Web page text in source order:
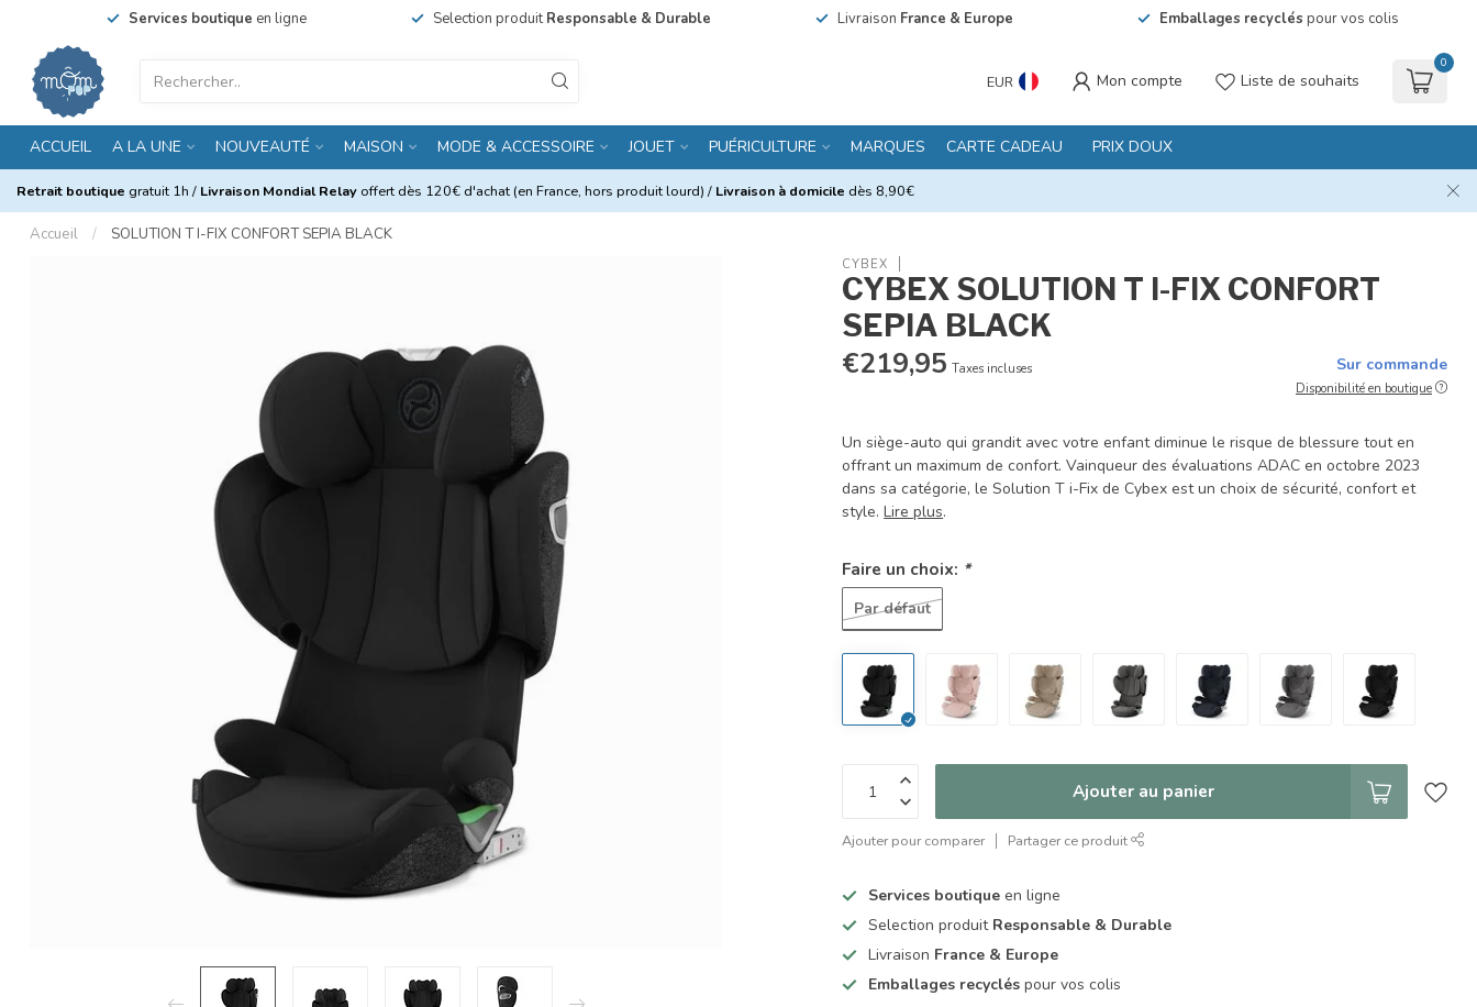
Services boutique en ligne Selection produitResponsable & Durable Livraison France & Europe Emballages recyclés pour vos colis
EUR Mon compte Liste de souhaits
0
ACCUEIL A LA UNE NOUVEAUTÉ MAISON MODE & ACCESSOIRE JOUET PUÉRICULTURE MARQUES CARTE CADEAU PRIX DOUX
Retrait boutique gratuit 1h / Livraison Mondial Relay offert dès 120€ d'achat (en France, hors produit lourd) / Livraison à domicile dès 8,90€
Accueil / SOLUTION T I-FIX CONFORT SEPIA BLACK
CYBEX
CYBEX SOLUTION T I-FIX CONFORT
SEPIA BLACK
€219,95 Taxes incluses Sur commande
Disponibilité en boutique
Un siège-auto qui grandit avec votre enfant diminue le risque de blessure tout en
offrant un maximum de confort. Vainqueur des évaluations ADAC en octobre 2023
dans sa catégorie, le Solution T i-Fix de Cybex est un choix de sécurité, confort et
style.Lire plus.
Faire un choix: *
Par défaut
Ajouter au panier
Ajouter pour comparer Partager ce produit
Services boutique en ligne
Selection produit Responsable & Durable
Livraison France & Europe
Emballages recyclés pour vos colis